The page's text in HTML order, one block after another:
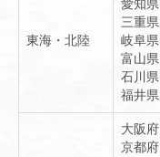
東海・北陸
愛知県
三重県
岐阜県
富山県
石川県
福井県
大阪府
京都府